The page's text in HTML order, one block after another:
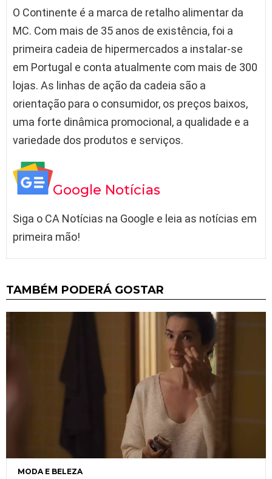
O Continente é a marca de retalho alimentar da
MC. Com mais de 35 anos de existência, foi a
primeira cadeia de hipermercados a instalar-se
em Portugal e conta atualmente com mais de 300
lojas. As linhas de ação da cadeia são a
orientação para o consumidor, os preços baixos,
uma forte dinâmica promocional, a qualidade e a
variedade dos produtos e serviços.
Google Notícias
Siga o CA Notícias na Google e leia as notícias em
primeira mão!
TAMBÉM PODERÁ GOSTAR
MODA E BELEZA